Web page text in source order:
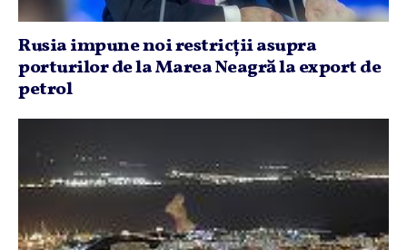
Rusia impune noi restricţii asupra
porturilor de la Marea Neagră la export de
petrol